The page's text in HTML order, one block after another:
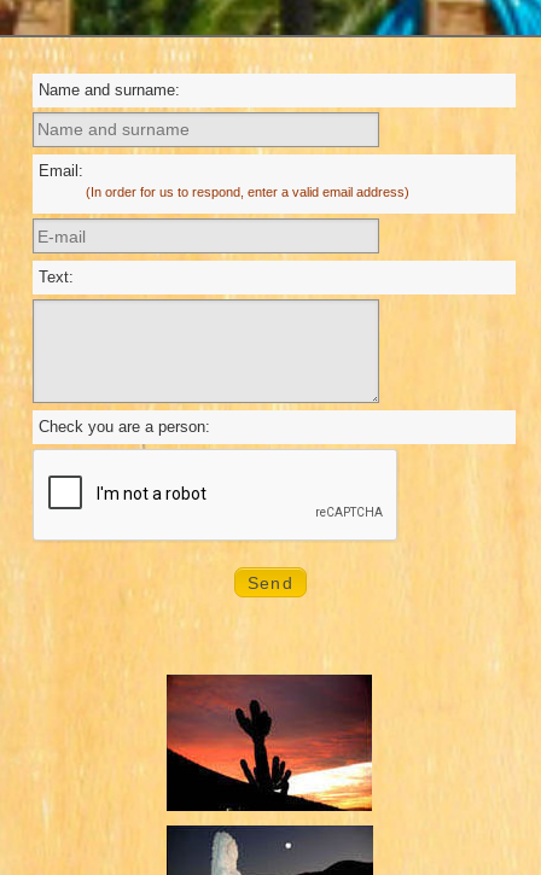
Name and surname:
Email:
(In order for us to respond, enter a valid email address)
Text:
Check you are a person: